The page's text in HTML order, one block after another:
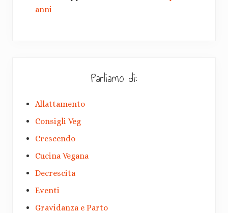
anni
Parliamo di:
Allattamento
Consigli Veg
Crescendo
Cucina Vegana
Decrescita
Eventi
Gravidanza e Parto